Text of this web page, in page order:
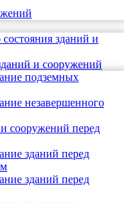
зданий и
и сооружений
подземных
незавершенного
сооружений перед
зданий перед
зданий перед